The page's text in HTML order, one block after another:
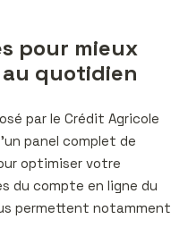
pour mieux
quotidien
par le Crédit Agricole
panel complet de
optimiser votre
du compte en ligne du
permettent notamment